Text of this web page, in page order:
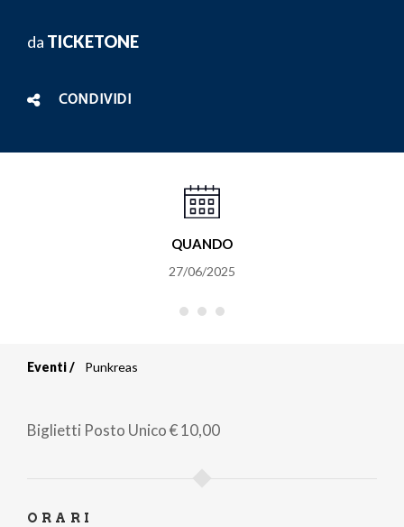
da TICKETONE
CONDIVIDI
QUANDO
27/06/2025
di
Eventi Punkreas
Biglietti Posto Unico€ 10,00
ORARI